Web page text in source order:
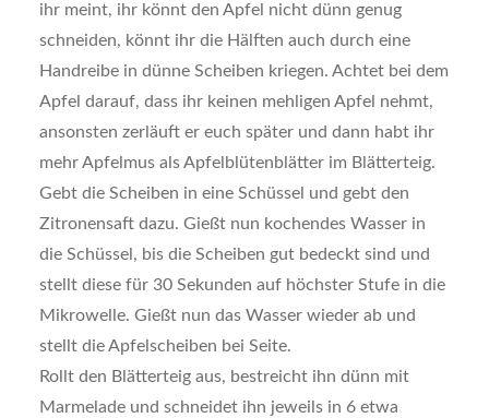
ihr meint, ihr könnt den Apfel nicht dünn genug
schneiden, könnt ihr die Hälften auch durch eine
Handreibe in dünne Scheiben kriegen. Achtet bei dem
Apfel darauf, dass ihr keinen mehligen Apfel nehmt,
ansonsten zerläuft er euch später und dann habt ihr
mehr Apfelmus als Apfelblütenblätter im Blätterteig.
Gebt die Scheiben in eine Schüssel und gebt den
Zitronensaft dazu. Gießt nun kochendes Wasser in
die Schüssel, bis die Scheiben gut bedeckt sind und
stellt diese für 30 Sekunden auf höchster Stufe in die
Mikrowelle. Gießt nun das Wasser wieder ab und
stellt die Apfelscheiben bei Seite.
Rollt den Blätterteig aus, bestreicht ihn dünn mit
Marmelade und schneidet ihn jeweils in 6 etwa